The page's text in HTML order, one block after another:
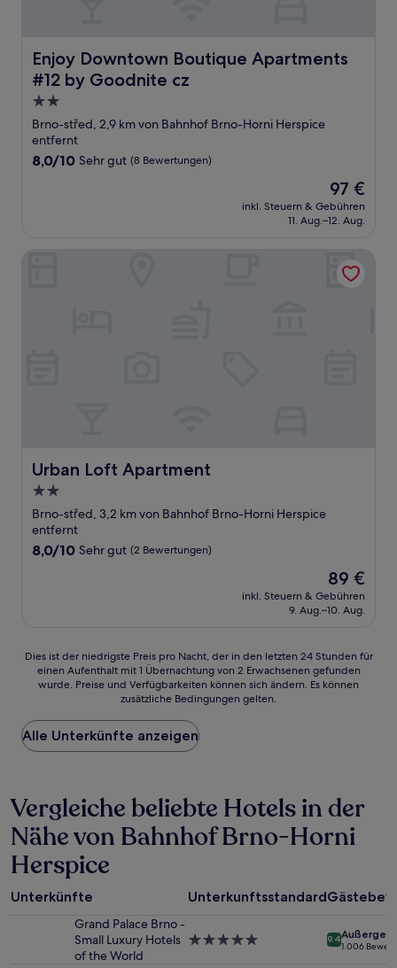
Enjoy Downtown Boutique Apartments
#12 by Goodnite cz
Enjoy Downtown Boutique Apartments #12 by Goodnite
2.0-
Sterne-
Unterkunft
Brno-střed, 2,9 km von Bahnhof Brno-Horni Herspice
entfernt
8.0
Bewertungen)
8,0/10 Sehr gut (8 Bewertungen)
Der
Preis
beträgt
97 €
inkl. Steuern & Gebühren
11. Aug.–12. Aug.
Urban Loft Apartment
Urban Loft Apartment
2.0-
Sterne-
Unterkunft
Brno-střed, 3,2 km von Bahnhof Brno-Horni Herspice
entfernt
8.0
8,0/10 Sehr gut (2 Bewertungen)
Der
Preis
beträgt
89 €
inkl. Steuern & Gebühren
9. Aug.–10. Aug.
Dies
der
Preis
pro
Nacht,
den
letzten
24 Stunden
für
einen
Aufenthalt
mit
2 Erwachsenen
gefunden
Dies ist der niedrigste Preis pro Nacht, der in den letzten 24 Stunden für
einen Aufenthalt mit 1 Übernachtung von 2 Erwachsenen gefunden
wurde. Preise und Verfügbarkeiten können sich ändern. Es können
zusätzliche Bedingungen gelten.
Alle Unterkünfte anzeigen
Vergleiche beliebte Hotels in der
Nähe von Bahnhof Brno-Horni
Herspice
Unterkünfte Unterkunftsstandard
Grand Palace Brno -
Small Luxury Hotels
of the World
5.0-
9.4
1.006